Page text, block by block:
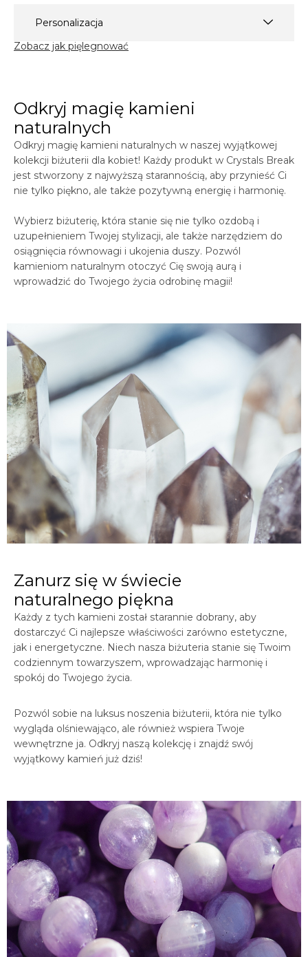
Personalizacja
Zobacz jak pięlegnować
Odkryj magię kamieni
naturalnych
Odkryj magię kamieni naturalnych w naszej wyjątkowej
kolekcji biżuterii dla kobiet! Każdy produkt w Crystals Break
jest stworzony z najwyższą starannością, aby przynieść Ci
nie tylko piękno, ale także pozytywną energię i harmonię.
Wybierz biżuterię, która stanie się nie tylko ozdobą i
uzupełnieniem Twojej stylizacji, ale także narzędziem do
osiągnięcia równowagi i ukojenia duszy. Pozwól
kamieniom naturalnym otoczyć Cię swoją aurą i
wprowadzić do Twojego życia odrobinę magii!
Zanurz się w świecie
naturalnego piękna
Każdy z tych kamieni został starannie dobrany, aby
dostarczyć Ci najlepsze właściwości zarówno estetyczne,
jak i energetyczne. Niech nasza biżuteria stanie się Twoim
codziennym towarzyszem, wprowadzając harmonię i
spokój do Twojego życia.
Pozwól sobie na luksus noszenia biżuterii, która nie tylko
wygląda olśniewająco, ale również wspiera Twoje
wewnętrzne ja. Odkryj naszą kolekcję i znajdź swój
wyjątkowy kamień już dziś!